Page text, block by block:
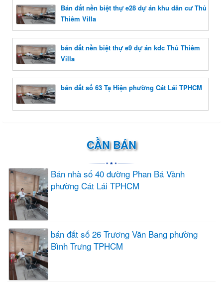
Bán đất nền biệt thự e28 dự án khu dân cư Thủ
Thiêm Villa
bán đất nền biệt thự e9 dự án kdc Thủ Thiêm
Villa
bán đất số 63 Tạ Hiện phường Cát Lái TPHCM
CẦN BÁN
Bán nhà số 40 đường Phan Bá Vành
phường Cát Lái TPHCM
bán đất số 26 Trương Văn Bang phường
Bình Trưng TPHCM